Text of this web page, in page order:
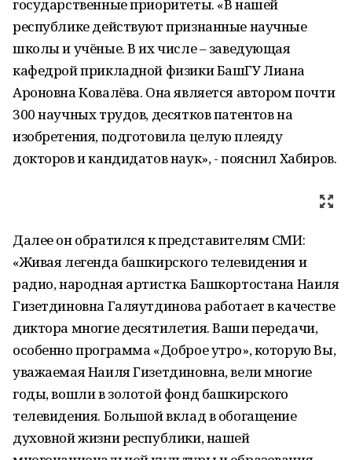
государственные приоритеты. «В нашей
республике действуют признанные научные
школы и учёные. В их числе – заведующая
кафедрой прикладной физики БашГУ Лиана
Ароновна Ковалёва. Она является автором почти
300 научных трудов, десятков патентов на
изобретения, подготовила целую плеяду
докторов и кандидатов наук», - пояснил Хабиров.
Далее он обратился к представителям СМИ:
«Живая легенда башкирского телевидения и
радио, народная артистка Башкортостана Наиля
Гизетдиновна Галяутдинова работает в качестве
диктора многие десятилетия. Ваши передачи,
особенно программа «Доброе утро», которую Вы,
уважаемая Наиля Гизетдиновна, вели многие
годы, вошли в золотой фонд башкирского
телевидения. Большой вклад в обогащение
духовной жизни республики, нашей